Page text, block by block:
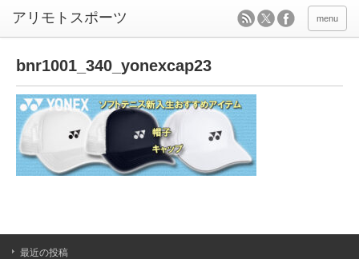
menu
bnr1001_340_yonexcap23
最近の投稿